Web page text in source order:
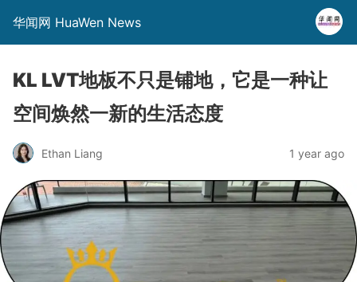
华闻网 HuaWen News
KL LVT地板不只是铺地，它是一种让
空间焕然一新的生活态度
Ethan Liang 1 year ago